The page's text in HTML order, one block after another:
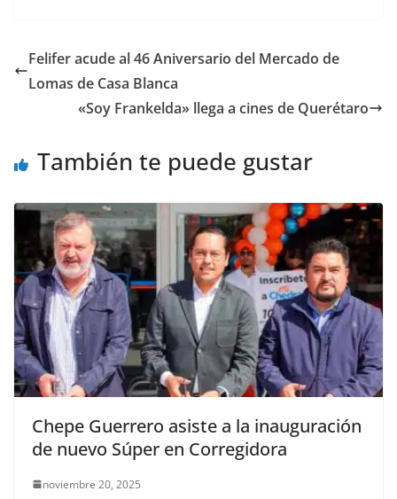
e
b
o
k
er l s
A
p
y
n
gr
m
e
Felifer acude al 46 Aniversario del Mercado de
Lomas de Casa Blanca
«Soy Frankelda» llega a cines de Querétaro
También te puede gustar
Chepe Guerrero asiste a la inauguración
de nuevo Súper en Corregidora
noviembre 20, 2025